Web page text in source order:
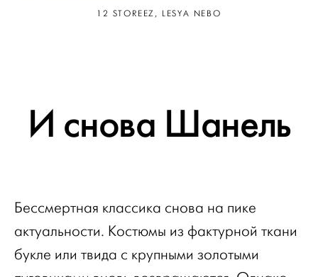
12 STOREEZ, LESYA NEBO
И снова Шанель
Бессмертная классика снова на пике
актуальности. Костюмы из фактурной ткани
букле или твида с крупными золотыми